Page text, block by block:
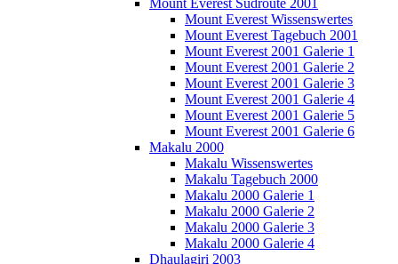
Mount Everest Südroute 2001
Mount Everest Wissenswertes
Mount Everest Tagebuch 2001
Mount Everest 2001 Galerie 1
Mount Everest 2001 Galerie 2
Mount Everest 2001 Galerie 3
Mount Everest 2001 Galerie 4
Mount Everest 2001 Galerie 5
Mount Everest 2001 Galerie 6
Makalu 2000
Makalu Wissenswertes
Makalu Tagebuch 2000
Makalu 2000 Galerie 1
Makalu 2000 Galerie 2
Makalu 2000 Galerie 3
Makalu 2000 Galerie 4
Dhaulagiri 2003